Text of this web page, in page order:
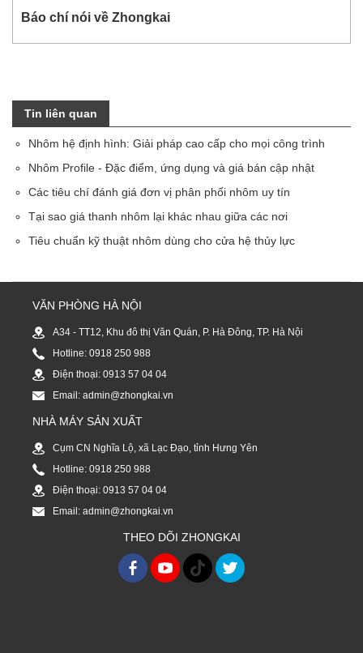
Báo chí nói về Zhongkai
Tin liên quan
Nhôm hệ định hình: Giải pháp cao cấp cho mọi công trình
Nhôm Profile - Đặc điểm, ứng dụng và giá bán cập nhật
Các tiêu chí đánh giá đơn vị phân phối nhôm uy tín
Tại sao giá thanh nhôm lại khác nhau giữa các nơi
Tiêu chuẩn kỹ thuật nhôm dùng cho cửa hệ thủy lực
VĂN PHÒNG HÀ NỘI
A34 - TT12, Khu đô thị Văn Quán, P. Hà Đông, TP. Hà Nội
Hotline: 0918 250 988
Điện thoại: 0913 57 04 04
Email: admin@zhongkai.vn
NHÀ MÁY SẢN XUẤT
Cụm CN Nghĩa Lộ, xã Lạc Đạo, tỉnh Hưng Yên
Hotline: 0918 250 988
Điện thoại: 0913 57 04 04
Email: admin@zhongkai.vn
THEO DÕI ZHONGKAI